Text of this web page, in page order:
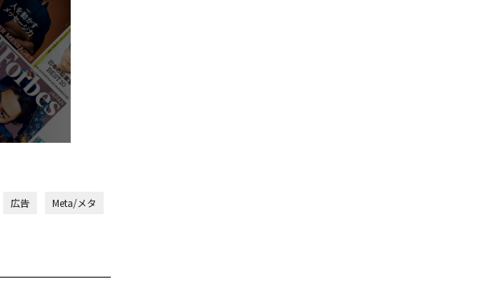
広告
Meta/メタ